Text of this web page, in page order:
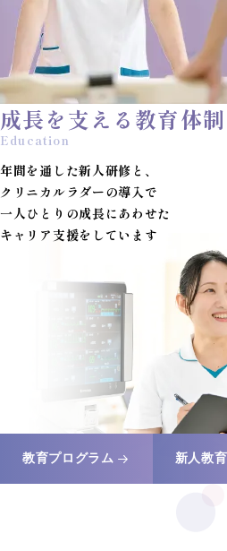
成長を支える教育体制
年間を通した新人研修と、
クリニカルラダーの導入で
一人ひとりの成長にあわせた
キャリア支援をしています
教育プログラム 新人教育